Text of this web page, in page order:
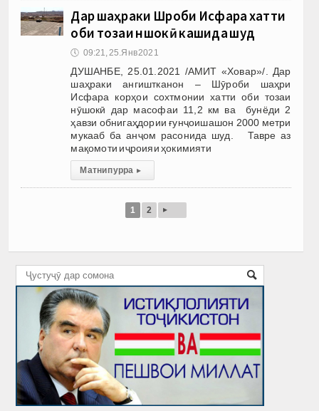
Дар шаҳраки Шӯроби Исфара хатти
оби тозаи нӯшокӣ кашида шуд
🕔 09:21, 25.Янв 2021
ДУШАНБЕ, 25.01.2021 /АМИТ «Ховар»/. Дар
шаҳраки ангиштканон – Шӯроби шаҳри
Исфара корҳои сохтмонии хатти оби тозаи
нӯшокӣ дар масофаи 11,2 км ва бунёди 2
ҳавзи обнигаҳдории ғунҷоишашон 2000 метри
мукааб ба анҷом расонида шуд. Тавре аз
мақомоти иҷроияи ҳокимияти
Матни пурра ▸
1 2 ▸